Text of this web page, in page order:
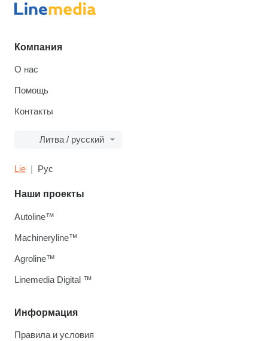
Компания
О нас
Помощь
Контакты
Литва / русский
Lie Рус
Информация
Правила и условия
Наши проекты
Autoline™
Machineryline™
Agroline™
Linemedia Digital ™